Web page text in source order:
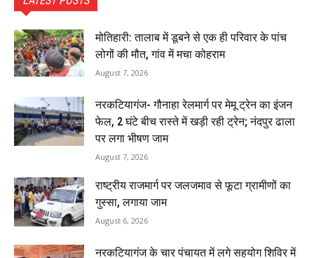
मोतिहारी: तालाब में डूबने से एक ही परिवार के पांच
लोगों की मौत, गांव में मचा कोहराम
August 7, 2026
नरकटियागंज- गौनाहा रेलमार्ग पर मेमू ट्रेन का इंजन
फेल, 2 घंटे बीच रास्ते में खड़ी रही ट्रेन; नंदपुर ढाला
पर लगा भीषण जाम
August 7, 2026
राष्ट्रीय राजमार्ग पर जलजमाव से फूटा ग्रामीणों का
गुस्सा, लगाया जाम
August 6, 2026
नरकटियागंज के चार पंचायत में लगे सहयोग शिविर में